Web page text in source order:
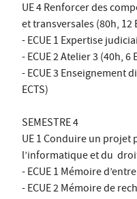
UE 4 Renforcer des
et transversales (80h, 12
- ECUE 1 Expertise
- ECUE 2 Atelier 3 (40h, 6
- ECUE 3 Enseignement
ECTS)
SEMESTRE 4
UE 1 Conduire un
l’informatique et du
- ECUE 1 Mémoire
- ECUE 2 Mémoire de